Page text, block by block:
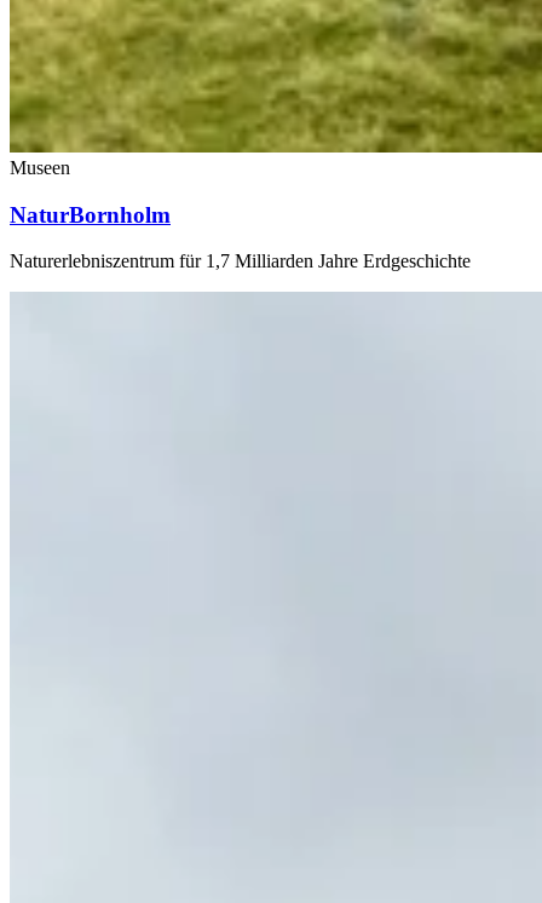
Museen
NaturBornholm
Naturerlebniszentrum für 1,7 Milliarden Jahre Erdgeschichte